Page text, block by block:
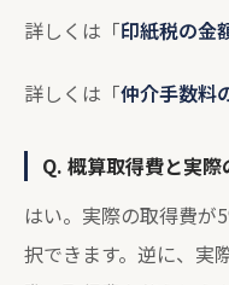
詳しくは「印紙税の金
詳しくは「仲介手数料
Q. 概算取得費と実
はい。実際の取得費が
択できます。逆に、実